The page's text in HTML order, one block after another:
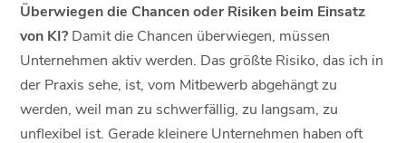
Überwiegen die Chancen oder Risiken beim Einsatz
von KI? Damit die Chancen überwiegen, müssen
Unternehmen aktiv werden. Das größte Risiko, das ich in
der Praxis sehe, ist, vom Mitbewerb abgehängt zu
werden, weil man zu schwerfällig, zu langsam, zu
unflexibel ist. Gerade kleinere Unternehmen haben oft